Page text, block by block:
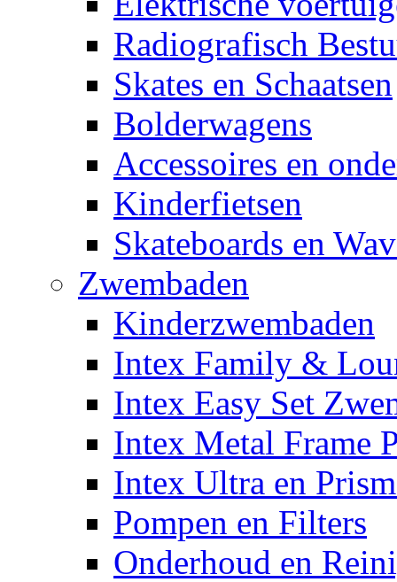
Radiografisch
Skates en Schaatsen
Bolderwagens
Accessoires en
Kinderfietsen
Skateboards en
Zwembaden
Kinderzwembaden
Intex Family &
Intex Easy Set
Intex Metal Frame
Intex Ultra en
Pompen en Filters
Onderhoud en